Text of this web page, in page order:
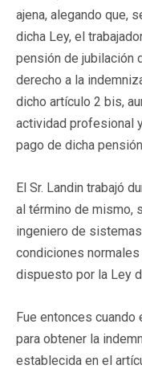
ajena, alegando que,
dicha Ley, el
pensión de jubilación
derecho a la
dicho artículo 2 bis,
actividad profesional
pago de dicha
El Sr. Landin trabajó
al término de mismo,
ingeniero de
condiciones
dispuesto por la Ley
Fue entonces cuando
para obtener la
establecida en el